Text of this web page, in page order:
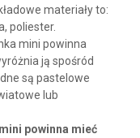
materiały to:
poliester.
mini powinna
ją spośród
są pastelowe
lub
powinna mieć